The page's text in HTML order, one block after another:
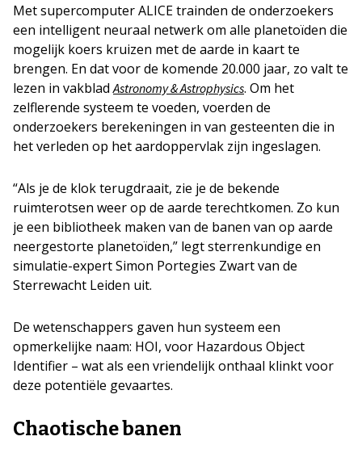
Met supercomputer ALICE trainden de onderzoekers
een intelligent neuraal netwerk om alle planetoïden die
mogelijk koers kruizen met de aarde in kaart te
brengen. En dat voor de komende 20.000 jaar, zo valt te
lezen in vakbladAstronomy & Astrophysics. Om het
zelflerende systeem te voeden, voerden de
onderzoekers berekeningen in van gesteenten die in
het verleden op het aardoppervlak zijn ingeslagen.
“Als je de klok terugdraait, zie je de bekende
ruimterotsen weer op de aarde terechtkomen. Zo kun
je een bibliotheek maken van de banen van op aarde
neergestorte planetoïden,” legt sterrenkundige en
simulatie-expert Simon Portegies Zwart van de
Sterrewacht Leiden uit.
De wetenschappers gaven hun systeem een
opmerkelijke naam: HOI, voor Hazardous Object
Identifier – wat als een vriendelijk onthaal klinkt voor
deze potentiële gevaartes.
Chaotische banen